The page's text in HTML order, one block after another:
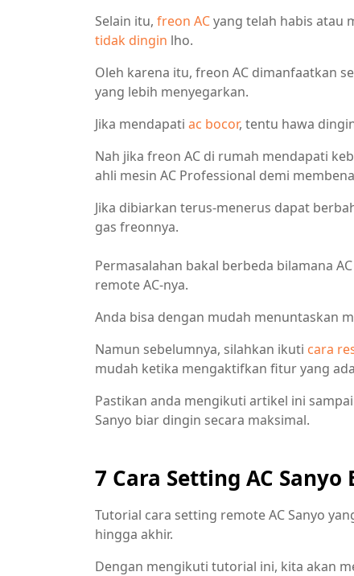
Selain itu, freon ACyang telah habis atau
tidak dingin lho.
Oleh karena itu, freon AC dimanfaatkan
yang lebih menyegarkan.
Jika mendapati ac bocor, tentu hawa
Nah jika freon AC di rumah mendapati
ahli mesin AC Professional demi
Jika dibiarkan terus-menerus dapat
gas freonnya.
Permasalahan bakal berbeda bilamana
remote AC-nya.
Anda bisa dengan mudah menuntaskan
Namun sebelumnya, silahkan ikuti cara
mudah ketika mengaktifkan fitur yang ada
Pastikan anda mengikuti artikel ini
Sanyo biar dingin secara maksimal.
7 Cara Setting AC
Tutorial cara setting remote AC Sanyo
hingga akhir.
Dengan mengikuti tutorial ini, kita akan